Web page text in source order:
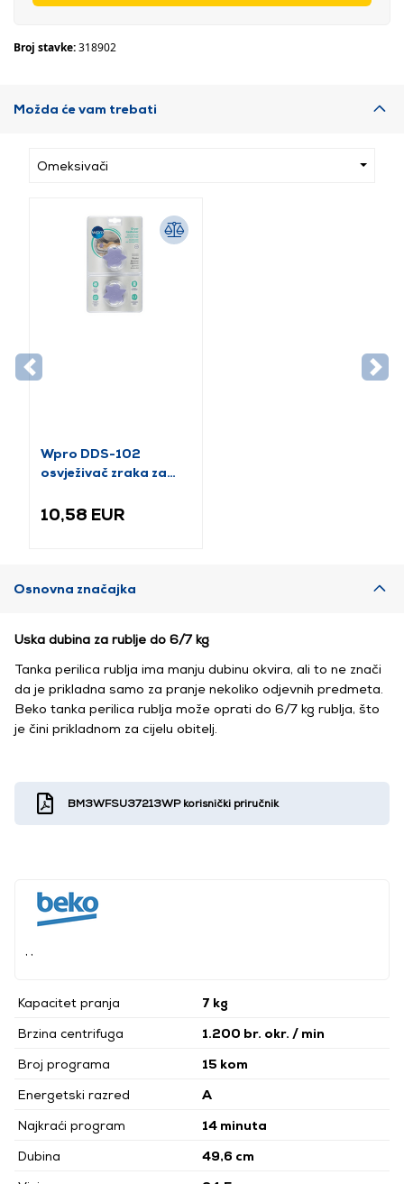
Broj stavke:318902
Možda će vam trebati
Omeksivači
Wpro DDS-102
osvježivač zraka za
10,58 EUR
Osnovna značajka
Kapacitet pranja
7 kg
Brzina centrifuga
1.200 br. okr. / min
Broj programa
15 kom
Energetski razred
A
Najkraći program
14 minuta
Dubina
49,6 cm
Uska dubina za rublje do 6/7 kg
Tanka perilica rublja ima manju dubinu okvira, ali to ne znači
da je prikladna samo za pranje nekoliko odjevnih predmeta.
Beko tanka perilica rublja može oprati do 6/7 kg rublja, što
je čini prikladnom za cijelu obitelj.
BM3WFSU37213WP korisnički priručnik